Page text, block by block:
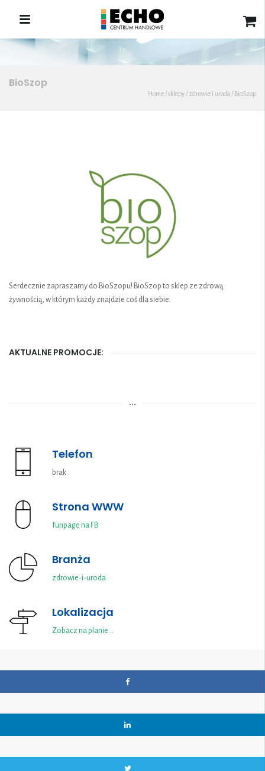
BioSzop
Home /sklepy / zdrowie i uroda / BioSzop
Serdecznie zapraszamy do BioSzopu! BioSzop to sklep ze zdrową
żywnością, w którym każdy znajdzie coś dla siebie.
AKTUALNE PROMOCJE:
...
Telefon
brak
Strona WWW
funpage na FB
Branża
zdrowie-i-uroda
Lokalizacja
Zobacz na planie…